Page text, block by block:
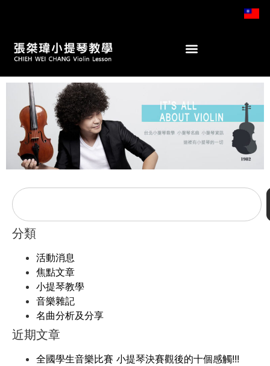
分類
活動消息
焦點文章
小提琴教學
音樂雜記
名曲分析及分享
近期文章
全國學生音樂比賽 小提琴決賽觀後的十個感觸!!!